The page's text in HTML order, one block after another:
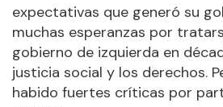
expectativas que generó su
muchas esperanzas por
gobierno de izquierda en
justicia social y los derechos.
habido fuertes críticas por